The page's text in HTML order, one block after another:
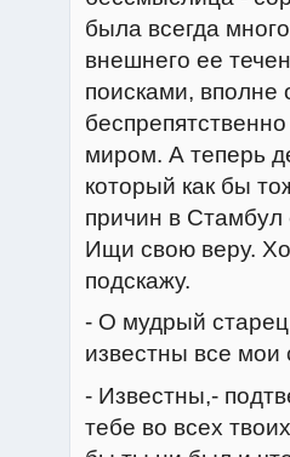
была всегда
внешнего ее
поисками,
миром. А теперь
который как бы
причин в Стамбул
Ищи свою веру.
подскажу.
- О мудрый
известны все
- Известны,-
тебе во всех